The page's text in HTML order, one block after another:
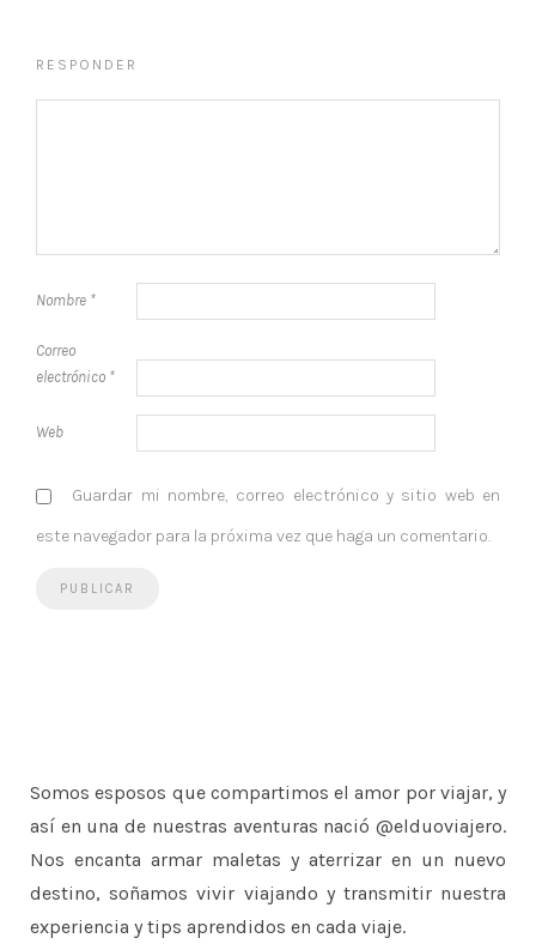
RESPONDER
Nombre *
Correo
electrónico *
Web
Guardar mi nombre, correo electrónico y sitio web en
este navegador para la próxima vez que haga un comentario.
Somos esposos que compartimos el amor por viajar, y
así en una de nuestras aventuras nació @elduoviajero.
Nos encanta armar maletas y aterrizar en un nuevo
destino, soñamos vivir viajando y transmitir nuestra
experiencia y tips aprendidos en cada viaje.